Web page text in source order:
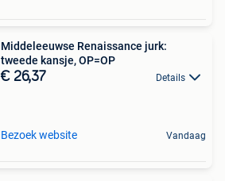
Middeleeuwse Renaissance jurk:
tweede kansje, OP=OP
€ 26,37 Details
Bezoek website Vandaag